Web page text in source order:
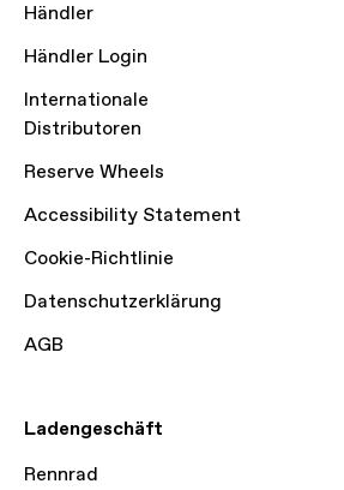
Händler
Händler Login
Internationale
Distributoren
Reserve Wheels
Accessibility Statement
Cookie-Richtlinie
Datenschutzerklärung
AGB
Ladengeschäft
Rennrad